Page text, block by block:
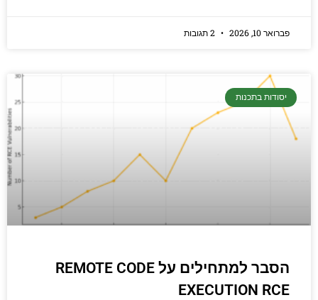
פברואר 10, 2026
יסודות בתכנות
הסבר למתחילים על REMOTE CODE
EXECUTION RCE